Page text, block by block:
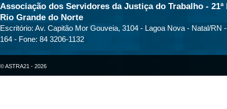
Associação dos Servidores da Justiça do Trabalho - 21ª
Rio Grande do Norte
Escritório: Av. Capitão Mor Gouveia, 3104 - Lagoa Nova - Natal/RN
164 - Fone: 84 3206-1132
© ASTRA21 - 2026